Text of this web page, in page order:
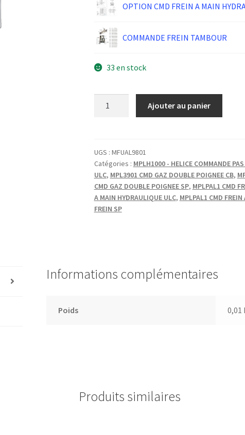
OPTION CMD FREIN A MAIN
COMMANDE FREIN TAMBOUR
33 en stock
BOUTON
Ajouter au panier
UGS : MFUAL9801
Catégories : MPLH1000 - HELICE COMMANDE
ULC, MPL3901 CMD GAZ DOUBLE POIGNEE CB,
CMD GAZ DOUBLE POIGNEE SP, MPLPAL1 CMD
A MAIN HYDRAULIQUE ULC, MPLPAL1 CMD
FREIN SP
Informations complémentaires
Poids 0,01
Produits similaires